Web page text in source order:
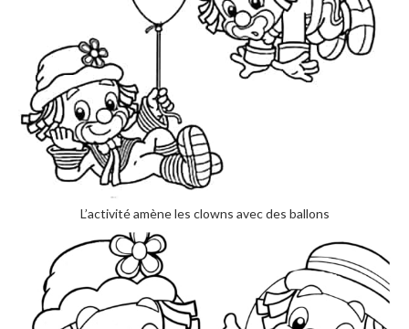
L’activité amène les clowns avec des ballons